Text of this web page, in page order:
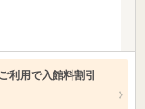
利用で入館料割引